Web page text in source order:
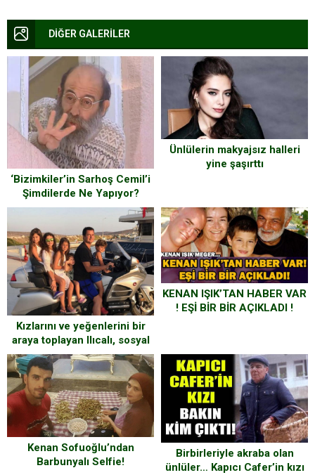
DİĞER GALERİLER
‘Bizimkiler’in Sarhoş Cemil’i
Şimdilerde Ne Yapıyor?
Ünlülerin makyajsız halleri
yine şaşırttı
Kızlarını ve yeğenlerini bir
araya toplayan Ilıcalı, sosyal
medyadan aile pozu verdi
KENAN IŞIK’TAN HABER VAR
! EŞİ BİR BİR AÇIKLADI !
Kenan Sofuoğlu’ndan
Barbunyalı Selfie!
Birbirleriyle akraba olan
ünlüler… Kapıcı Cafer’in kızı